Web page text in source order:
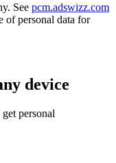
See pcm.adswizz.com
of personal data for
device
personal